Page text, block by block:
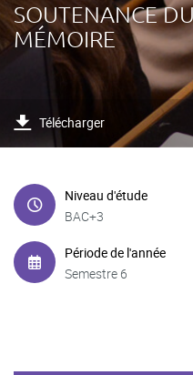
SOUTENANCE
MÉMOIRE
Télécharger
Niveau d'étude
BAC+3
Période de l'année
Semestre 6